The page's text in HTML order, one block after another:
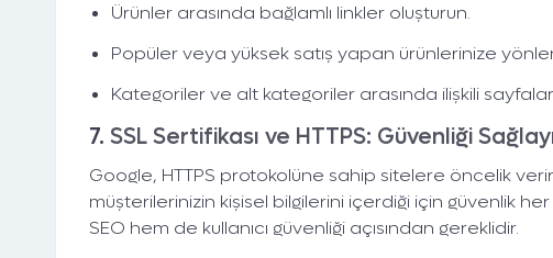
Ürünler arasında bağlamlı linkler oluşturun.
Popüler veya yüksek satış yapan ürünlerinize
Kategoriler ve alt kategoriler arasında ilişkili
7. SSL Sertifikası ve HTTPS: Güvenliği
Google, HTTPS protokolüne sahip sitelere öncelik
müşterilerinizin kişisel bilgilerini içerdiği için güvenlik
SEO hem de kullanıcı güvenliği açısından gereklidir.